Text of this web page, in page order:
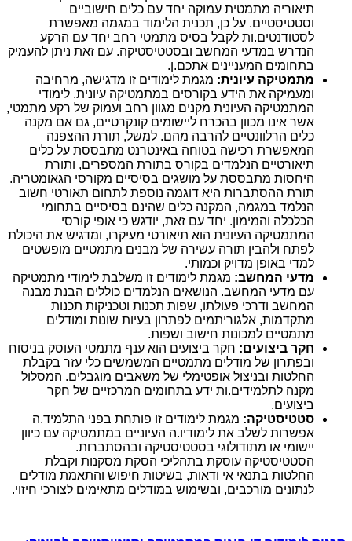
תיאוריה מתמטית עמוקה יחד עם כלים חישוביים
וסטטיסטיים. על כן, תכנית הלימוד במגמה מאפשרת
לסטודנטים.ות לקבל בסיס מתמטי רחב יחד עם הרקע
הנדרש במדעי המחשב ובסטטיסטיקה. עם זאת ניתן להעמיק
בתחומים המעניינים אתכם.ן.
מתמטיקה עיונית: מגמת לימודים זו מדגישה, מרחיבה
ומעמיקה את הידע בקורסים במתמטיקה עיונית. לימודי
המתמטיקה העיונית מקנים מגוון רחב ועמוק של רקע מתמטי,
אשר אינו מכוון בהכרח ליישומים קונקרטיים, גם אם מקנה
כלים הרלוונטיים להרבה מהם. למשל, תורת ההצפנה
המאפשרת רכישה בטוחה באינטרנט מתבססת על כלים
תיאורטיים הנלמדים בקורס בתורת המספרים, ותורת
היחסות מתבססת על מושגים בסיסיים מקורסי הגאומטריה.
תורת ההסתברות היא דוגמה נוספת לתחום תאורטי חשוב
הנלמד במגמה, המקנה כלים שהינם בסיסיים בתחומי
הכלכלה והמימון. יחד עם זאת, יודגש כי אופי קורסי
המתמטיקה העיונית הוא תיאורטי מעיקרו, ומדגיש את היכולת
לפתח ולהבין תורה עשירה של מבנים מתמטיים מופשטים
למדי באופן מדויק וכמותי.
מדעי המחשב: מגמת לימודים זו משלבת לימודי מתמטיקה
עם מדעי המחשב. הנושאים הנלמדים כוללים הבנת מבנה
המחשב ודרכי פעולתו, שפות תכנות וטכניקות תכנות
מתקדמות, אלגוריתמים לפתרון בעיות שונות ומודלים
מתמטיים למכונות חישוב ושפות.
חקר ביצועים: חקר ביצועים הוא ענף מתמטי העוסק בניסוח
ובפתרון של מודלים מתמטיים המשמשים כלי עזר בקבלת
החלטות ובניצול אופטימלי של משאבים מוגבלים. המסלול
מקנה לתלמידים.ות ידע בתחומים המרכזיים של חקר
ביצועים.
סטטיסטיקה: מגמת לימודים זו פותחת בפני התלמיד.ה
אפשרות לשלב את לימודיו.ה העיוניים במתמטיקה עם כיוון
יישומי או מתודולוגי בסטטיסטיקה ובהסתברות.
הסטטיסטיקה עוסקת בתהליכי הסקת מסקנות וקבלת
החלטות בתנאי אי ודאות, בשיטות חיפוש והתאמת מודלים
לנתונים מורכבים, ובשימוש במודלים מתאימים לצורכי חיזוי.